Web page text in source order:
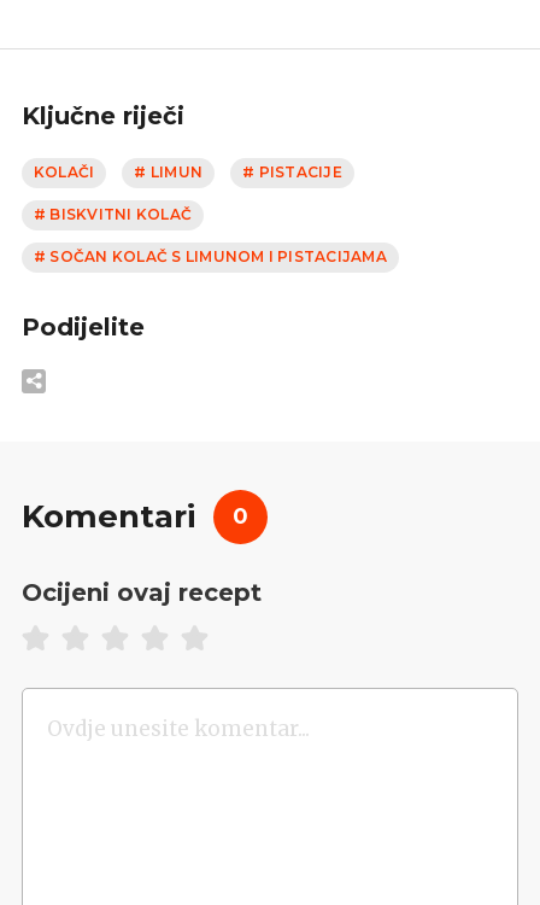
Ključne riječi
KOLAČI # LIMUN # PISTACIJE
# BISKVITNI KOLAČ
# SOČAN KOLAČ S LIMUNOM I PISTACIJAMA
Podijelite
Komentari 0
Ocijeni ovaj recept